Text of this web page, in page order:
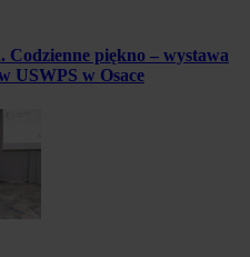
Codzienne piękno – wystawa
USWPS w Osace